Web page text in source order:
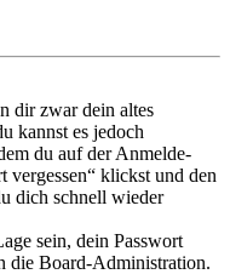
dir zwar dein altes
kannst es jedoch
du auf der Anmelde-
vergessen“ klickst und den
dich schnell wieder
sein, dein Passwort
die Board-Administration.